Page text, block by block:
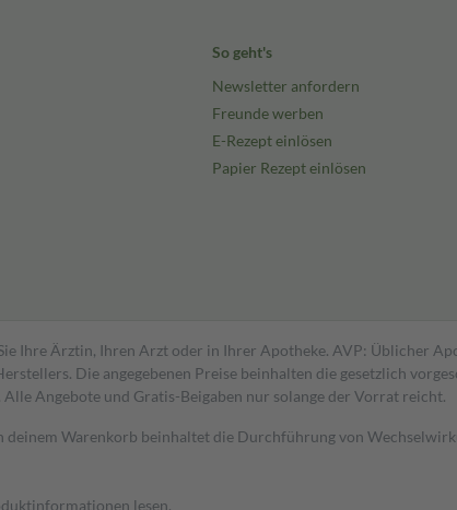
So geht's
Newsletter anfordern
Freunde werben
E-Rezept einlösen
Papier Rezept einlösen
Ihre Ärztin, Ihren Arzt oder in Ihrer Apotheke. AVP: Üblicher
Die angegebenen Preise beinhalten die gesetzlich
Angebote und Gratis-Beigaben nur solange der Vorrat reicht.
Warenkorb beinhaltet die Durchführung von
lesen.